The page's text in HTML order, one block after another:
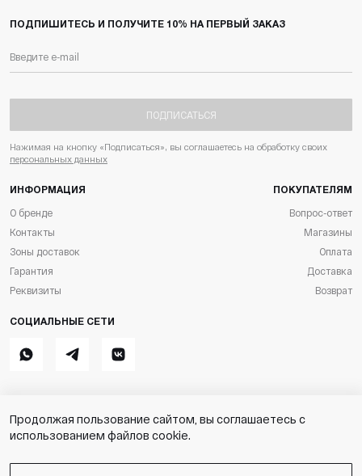
ПОДПИШИТЕСЬ И ПОЛУЧИТЕ 10% НА ПЕРВЫЙ ЗАКАЗ
ПОДПИСАТЬСЯ
Нажимая на кнопку «Подписаться», вы соглашаетесь на обработку своих
персональных данных
ИНФОРМАЦИЯ
О бренде
Контакты
Зоны доставок
Гарантия
Реквизиты
ПОКУПАТЕЛЯМ
Вопрос-ответ
Магазины
Оплата
Доставка
Возврат
СОЦИАЛЬНЫЕ СЕТИ
WhatsappTelegram ВКонтакте
ИП Симунов М.С. ОГРН
Разработка магазина
Stik
Продолжая пользование сайтом, вы соглашаетесь с
использованием файлов cookie.